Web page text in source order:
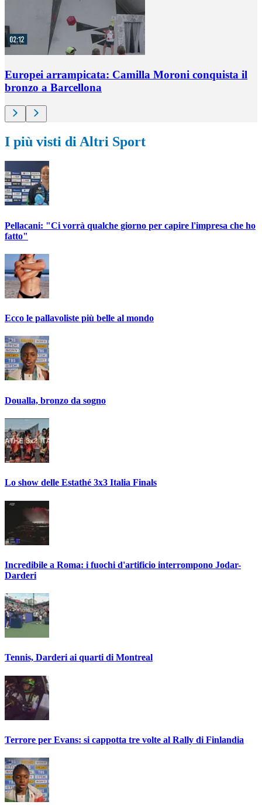
Europei arrampicata: Camilla Moroni conquista il
bronzo a Barcellona
I più visti di Altri Sport
Pellacani: "Ci vorrà qualche giorno per capire l'impresa che ho
fatto"
Ecco le pallavoliste più belle al mondo
Doualla, bronzo da sogno
Lo show delle Estathé 3x3 Italia Finals
Incredibile a Roma: i fuochi d'artificio interrompono Jodar-
Darderi
Tennis, Darderi ai quarti di Montreal
Terrore per Evans: si cappotta tre volte al Rally di Finlandia